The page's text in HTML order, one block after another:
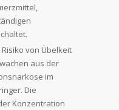
von Übelkeit
aus der
im
Die
Konzentration